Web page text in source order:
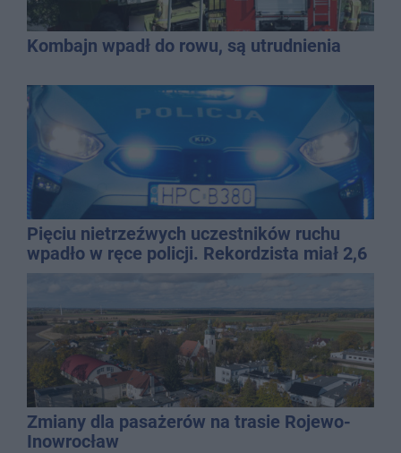
Kombajn wpadł do rowu, są utrudnienia
Pięciu nietrzeźwych uczestników ruchu
wpadło w ręce policji. Rekordzista miał 2,6
promila
Zmiany dla pasażerów na trasie Rojewo-
Inowrocław